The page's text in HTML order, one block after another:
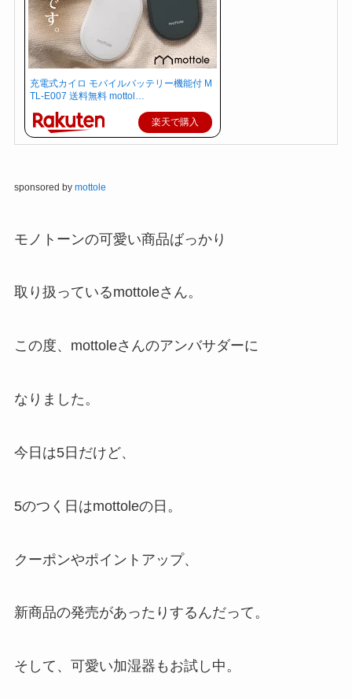
充電式カイロ モバイルバッテリー機能付 M
TL-E007 送料無料 mottol…
楽天で購入
sponsored by mottole
モノトーンの可愛い商品ばっかり
取り扱っているmottoleさん。
この度、mottoleさんのアンバサダーに
なりました。
今日は5日だけど、
5のつく日はmottoleの日。
クーポンやポイントアップ、
新商品の発売があったりするんだって。
そして、可愛い加湿器もお試し中。